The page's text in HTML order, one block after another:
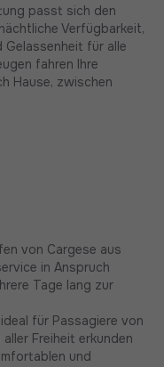
passt sich den
Verfügbarkeit,
Gelassenheit für alle
fahren Ihre
Hause, zwischen
von Cargese aus
in Anspruch
Tage lang zur
für Passagiere von
Freiheit erkunden
und